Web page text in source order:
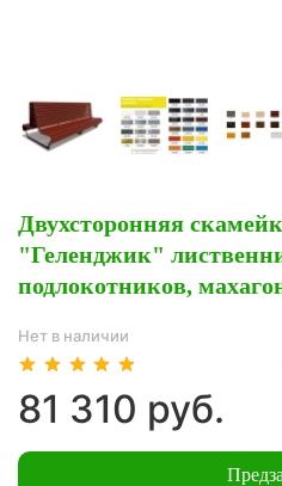
Двухсторонняя
"Геленджик"
подлокотников,
Нет в наличии
81 310 руб.